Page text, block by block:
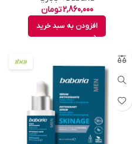
2,860,000تومان
افزودن به سبد خرید